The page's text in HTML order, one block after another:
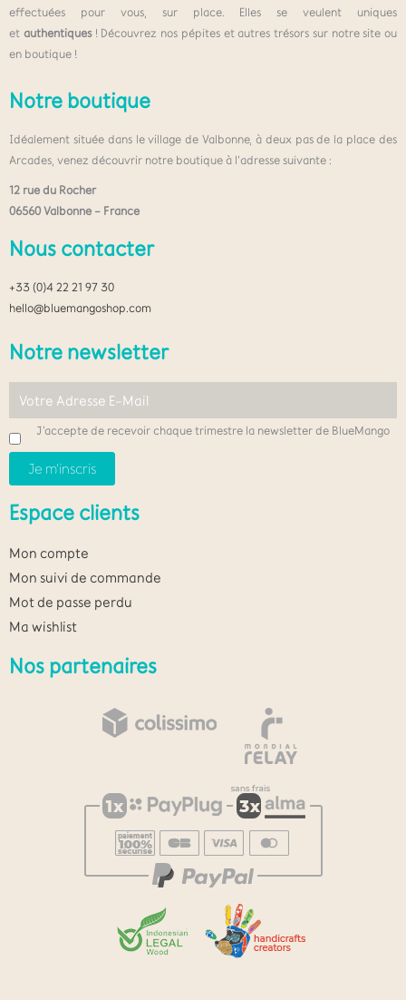
effectuées pour vous, sur place. Elles se veulent uniques
et authentiques! Découvrez nos pépites et autres trésors sur notre site ou
en boutique !
Notre boutique
Idéalement située dans le village de Valbonne, à deux pas de la place des
Arcades, venez découvrir notre boutique à l’adresse suivante :
12 rue du Rocher
06560 Valbonne – France
Nous contacter
+33 (0)4 22 21 97 30
hello@bluemangoshop.com
Notre newsletter
J'accepte de recevoir chaque trimestre la newsletter de BlueMango
Espace clients
Mon compte
Mon suivi de commande
Mot de passe perdu
Ma wishlist
Nos partenaires